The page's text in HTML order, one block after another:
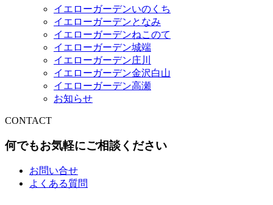
イエローガーデンいのくち
イエローガーデンとなみ
イエローガーデンねこのて
イエローガーデン城端
イエローガーデン庄川
イエローガーデン金沢白山
イエローガーデン高瀬
お知らせ
CONTACT
何でもお気軽にご相談ください
お問い合せ
よくある質問